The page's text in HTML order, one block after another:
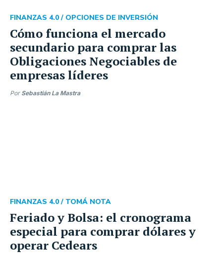
Cómo funciona el mercado
secundario para comprar las
Obligaciones Negociables de
empresas líderes
FINANZAS 4.0 / OPCIONES DE INVERSIÓN
Por Sebastián La Mastra
Feriado y Bolsa: el cronograma
especial para comprar dólares y
operar Cedears
FINANZAS 4.0 / TOMÁ NOTA